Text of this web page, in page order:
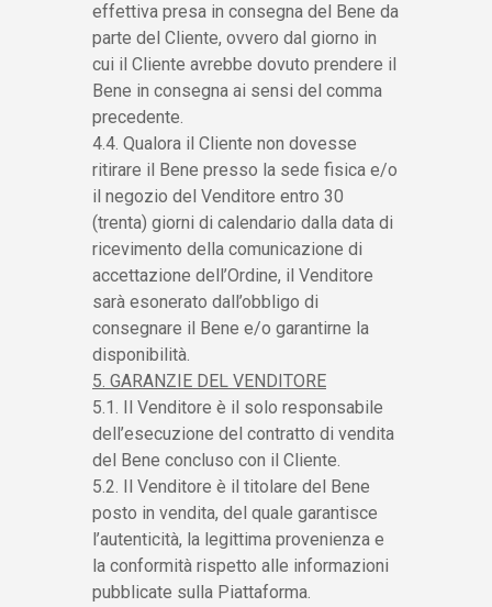
effettiva presa in consegna del Bene da
parte del Cliente, ovvero dal giorno in
cui il Cliente avrebbe dovuto prendere il
Bene in consegna ai sensi del comma
precedente.
4.4. Qualora il Cliente non dovesse
ritirare il Bene presso la sede fisica e/o
il negozio del Venditore entro 30
(trenta) giorni di calendario dalla data di
ricevimento della comunicazione di
accettazione dell’Ordine, il Venditore
sarà esonerato dall’obbligo di
consegnare il Bene e/o garantirne la
disponibilità.
5. GARANZIE DEL VENDITORE
5.1. Il Venditore è il solo responsabile
dell’esecuzione del contratto di vendita
del Bene concluso con il Cliente.
5.2. Il Venditore è il titolare del Bene
posto in vendita, del quale garantisce
l’autenticità, la legittima provenienza e
la conformità rispetto alle informazioni
pubblicate sulla Piattaforma.